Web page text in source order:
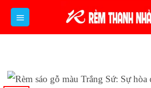
qua